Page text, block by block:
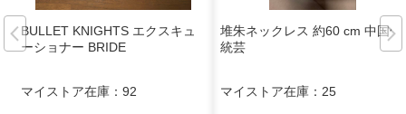
BULLET KNIGHTS エクスキュ
ーショナー BRIDE
マイストア在庫： 92
堆朱ネックレス 約60 cm 中国伝
統芸
マイストア在庫： 25